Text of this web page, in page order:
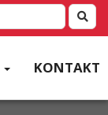
KONTAKT